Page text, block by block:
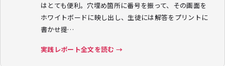
はとても便利。穴埋め箇所に番号を振って、その画面を
ホワイトボードに映し出し、生徒には解答をプリントに
書かせ提…
実践レポート全文を読む →